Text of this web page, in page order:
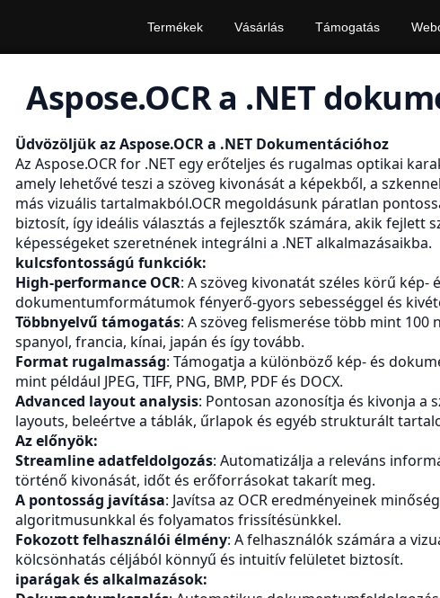
Termékek Vásárlás Támogatás
Aspose.OCR a .NET
Üdvözöljük az Aspose.OCR a .NET Dokumentációhoz
Az Aspose.OCR for .NET egy erőteljes és rugalmas optikai
amely lehetővé teszi a szöveg kivonását a képekből, a
más vizuális tartalmakból.OCR megoldásunk páratlan
biztosít, így ideális választás a fejlesztők számára, akik fejlett
képességeket szeretnének integrálni a .NET alkalmazásaikba.
kulcsfontosságú funkciók:
High-performance OCR: A szöveg kivonatát széles körű kép-
dokumentumformátumok fényerő-gyors sebességgel és
Többnyelvű támogatás: A szöveg felismerése több mint 100
spanyol, francia, kínai, japán és így tovább.
Format rugalmasság: Támogatja a különböző kép- és
mint például JPEG, TIFF, PNG, BMP, PDF és DOCX.
Advanced layout analysis: Pontosan azonosítja és kivonja a
layouts, beleértve a táblák, űrlapok és egyéb strukturált
Az előnyök:
Streamline adatfeldolgozás: Automatizálja a releváns
történő kivonását, időt és erőforrásokat takarít meg.
A pontosság javítása: Javítsa az OCR eredményeinek
algoritmusunkkal és folyamatos frissítésünkkel.
Fokozott felhasználói élmény: A felhasználók számára a
kölcsönhatás céljából könnyű és intuitív felületet biztosít.
iparágak és alkalmazások: